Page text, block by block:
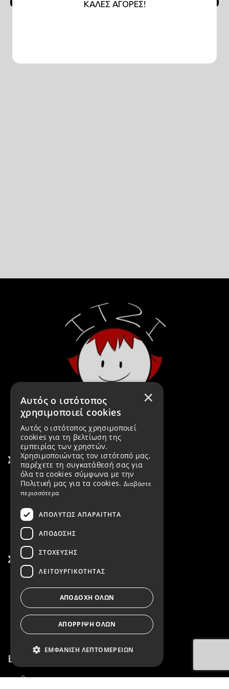
KAΛΕΣ ΑΓΟΡΕΣ!
Σύνδεσμοι
Εταιρεία
Νέα Προϊόντα
Σύνδεσμοι
Επικοινωνία
Όροι Χρήσης
Πολιτική Απορρήτου
Επικοινωνία
×
Αυτός ο ιστότοπος
χρησιμοποιεί cookies
Αυτός ο ιστότοπος χρησιμοποιεί
cookies για τη βελτίωση της
εμπειρίας των χρηστών.
Χρησιμοποιώντας τον ιστότοπό μας,
παρέχετε τη συγκατάθεσή σας για
όλα τα cookies σύμφωνα με την
Πολιτική μας για τα cookies. Διαβάστε
περισσότερα
ΑΠΟΛΎΤΩΣ ΑΠΑΡΑΊΤΗΤΑ
ΑΠΌΔΟΣΗΣ
ΣΤΌΧΕΥΣΗΣ
ΛΕΙΤΟΥΡΓΙΚΌΤΗΤΑΣ
ΑΠΟΔΟΧΉ ΌΛΩΝ
ΑΠΌΡΡΙΨΗ ΌΛΩΝ
ΕΜΦΆΝΙΣΗ ΛΕΠΤΟΜΕΡΕΙΏΝ